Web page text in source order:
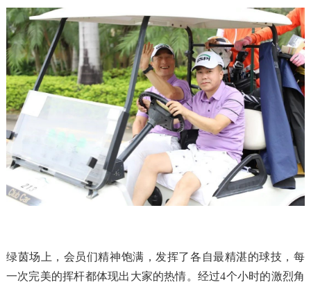
绿茵场上，会员们精神饱满，发挥了各自最精湛的球技，每
一次完美的挥杆都体现出大家的热情。经过4个小时的激烈角